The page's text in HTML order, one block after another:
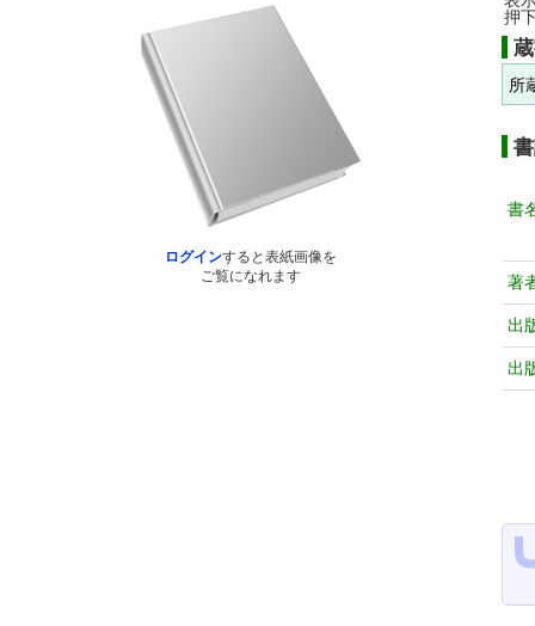
ログインすると表紙画像を
ご覧になれます
押
所
書
著
出
出